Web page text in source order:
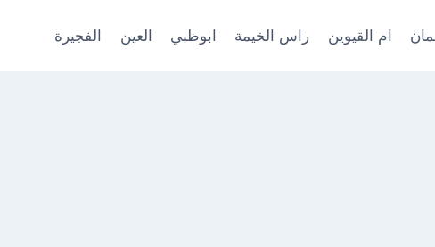
ام القيوين راس الخيمة ابوظبي العين الفجيرة